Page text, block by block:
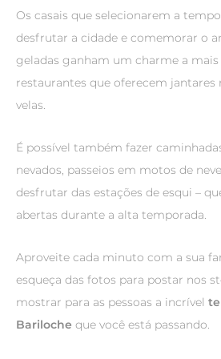
Os casais que selecionarem a
desfrutar a cidade e comemorar o
geladas ganham um charme a mais
restaurantes que oferecem jantares
velas.
É possível também fazer
nevados, passeios em motos de
desfrutar das estações de esqui –
abertas durante a alta temporada.
Aproveite cada minuto com a sua
esqueça das fotos para postar nos
mostrar para as pessoas a incrível
Bariloche que você está passando.